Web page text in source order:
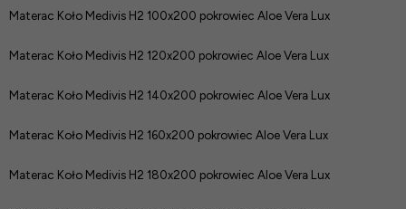
Materac Koło Medivis H2 100x200 pokrowiec Aloe Vera Lux
Materac Koło Medivis H2 120x200 pokrowiec Aloe Vera Lux
Materac Koło Medivis H2 140x200 pokrowiec Aloe Vera Lux
Materac Koło Medivis H2 160x200 pokrowiec Aloe Vera Lux
Materac Koło Medivis H2 180x200 pokrowiec Aloe Vera Lux